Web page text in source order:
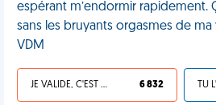
espérant m’endormir rapidement.
sans les bruyants orgasmes de
VDM
JE VALIDE, C'EST UNE VDM 6 832